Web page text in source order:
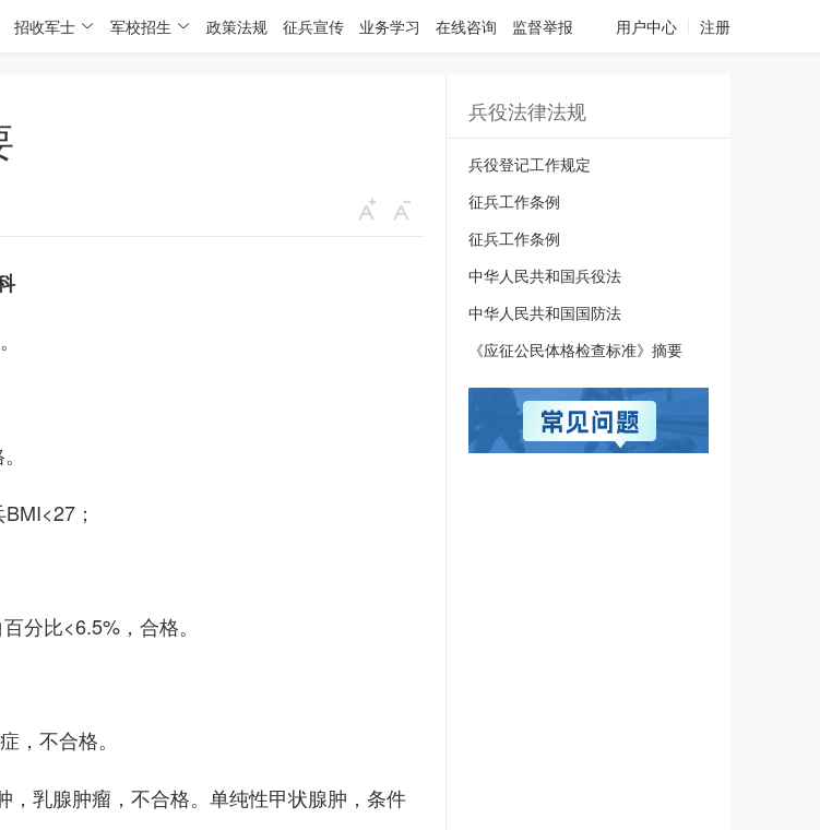
招收军士 军校招生 政策法规 征兵宣传 业务学习 在线咨询 监督举报 用户中心 注册
；
分比<6.5%，合格。
，不合格。
乳腺肿瘤，不合格。单纯性甲状腺肿，条件
兵役法律法规
兵役登记工作规定
征兵工作条例
征兵工作条例
中华人民共和国兵役法
中华人民共和国国防法
《应征公民体格检查标准》摘要